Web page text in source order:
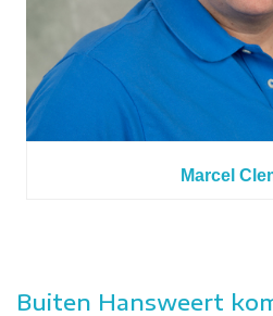
Marcel
Buiten Hansweert